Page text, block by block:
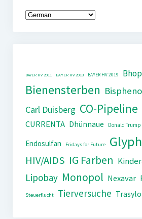
BAYER HV 2011 BAYER HV 2018 BAYER HV 2019
Bienensterben
Carl Duisberg CO-Pipeline
CURRENTA Dhünnaue Donald Trump
Endosulfan
Fridays for Future
HIV/AIDS IG Farben
Lipobay Monopol Nexavar
Steuerflucht Tierversuche